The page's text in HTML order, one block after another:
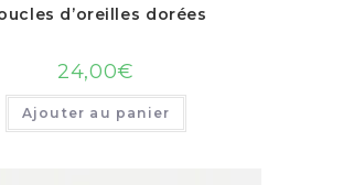
d’oreilles dorées
24,00€
Ajouter au panier